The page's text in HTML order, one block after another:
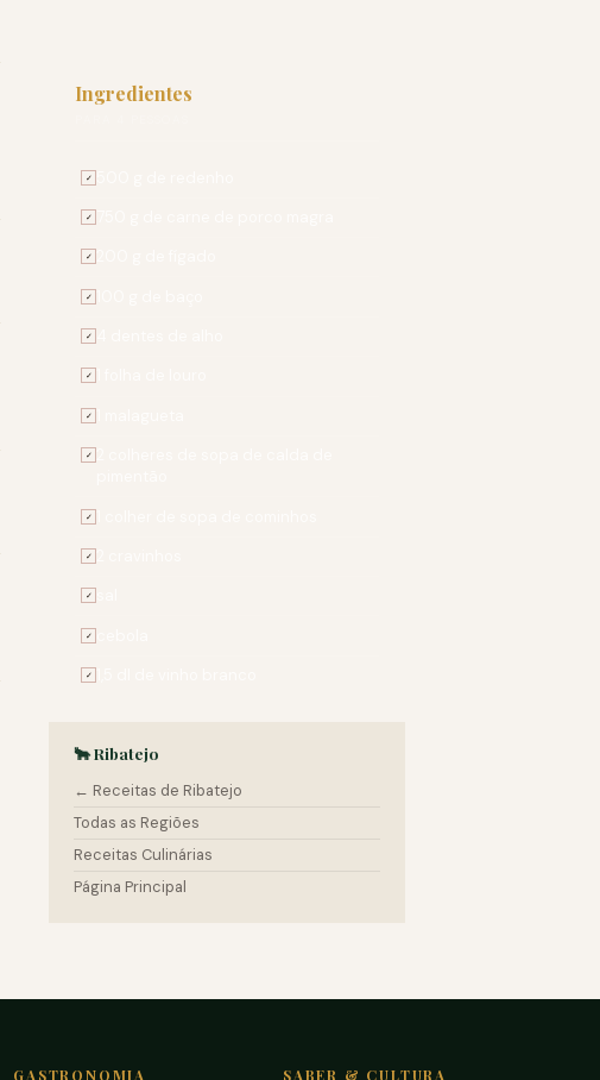
Ingredientes
✓
✓
✓
✓
✓
✓
✓
✓
✓
✓
✓
✓
✓
🐂 Ribatejo
← Receitas de Ribatejo
Todas as Regiões
Receitas Culinárias
Página Principal
GASTRONOMIA SABER & CULTURA